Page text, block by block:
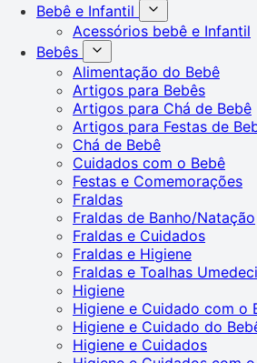
Bebê e Infantil
Acessórios bebê e Infantil
Bebês
Alimentação do Bebê
Artigos para Bebês
Artigos para Chá de Bebê
Artigos para Festas de
Chá de Bebê
Cuidados com o Bebê
Festas e Comemorações
Fraldas
Fraldas de Banho/Natação
Fraldas e Cuidados
Fraldas e Higiene
Fraldas e Toalhas
Higiene
Higiene e Cuidado com o
Higiene e Cuidado do
Higiene e Cuidados